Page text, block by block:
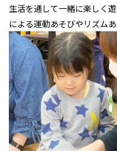
生活を通して一緒に楽しく
による運動あそびやリズム